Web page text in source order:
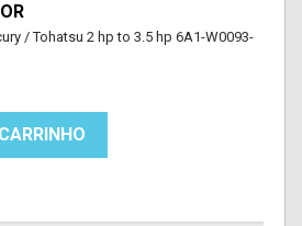
/ Tohatsu 2 hp to 3.5 hp 6A1-W0093-